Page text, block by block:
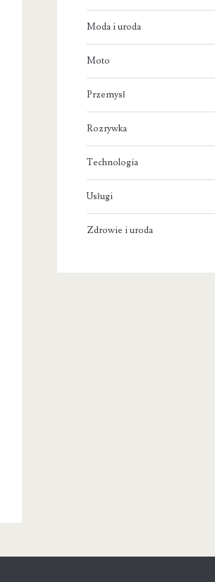
Moda i uroda
Moto
Przemysł
Rozrywka
Technologia
Usługi
Zdrowie i uroda